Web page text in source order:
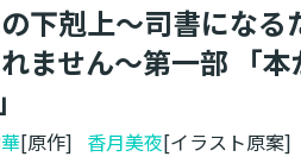
下剋上～司書になる
ません～第一部 「
[原作] 香月美夜[イラスト原